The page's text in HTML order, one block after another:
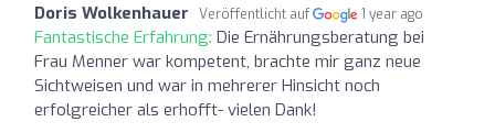
Doris Wolkenhauer Veröffentlicht auf 1 year ago
Fantastische Erfahrung: Die Ernährungsberatung bei
Frau Menner war kompetent, brachte mir ganz neue
Sichtweisen und war in mehrerer Hinsicht noch
erfolgreicher als erhofft- vielen Dank!